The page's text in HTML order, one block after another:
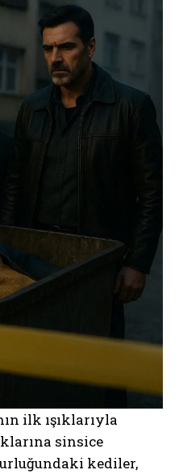
ilk ışıklarıyla
sinsice
kediler,